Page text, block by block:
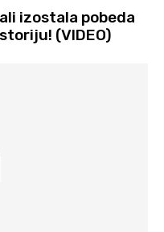
izostala pobeda
(VIDEO)